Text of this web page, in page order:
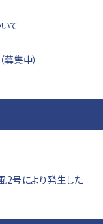
て
集中）
号により発生した